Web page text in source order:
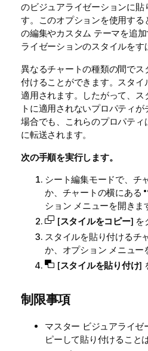
のビジュアライゼーションに貼
す。このオプションを使用す
の編集やカスタム テーマを追
ライゼーションのスタイルをす
異なるチャートの種類の間でス
付けることができます。スタイ
適用されます。したがって、ス
トに適用されないプロパティ
場合でも、これらのプロパティ
に転送されます。
次の手順を実行します。
シート編集モードで、チ
か、チャートの横にある
ション メニューを開きま
[スタイルをコピー] を
スタイルを貼り付けるチ
か、オプション メニュー
[スタイルを貼り付け]
制限事項
マスター ビジュアライゼ
ピーして貼り付けること